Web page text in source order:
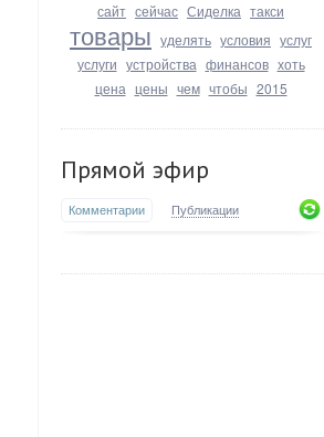
сайт сейчас Сиделка такси
товары уделять условия услуг
услуги устройства финансов хоть
цена цены чем чтобы 2015
Прямой эфир
Комментарии Публикации